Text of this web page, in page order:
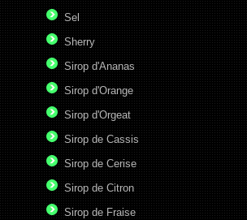
Sel
Sherry
Sirop d'Ananas
Sirop d'Orange
Sirop d'Orgeat
Sirop de Cassis
Sirop de Cerise
Sirop de Citron
Sirop de Fraise